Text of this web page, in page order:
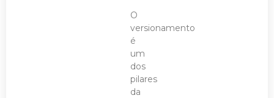
O
versionamento
é
um
dos
pilares
da